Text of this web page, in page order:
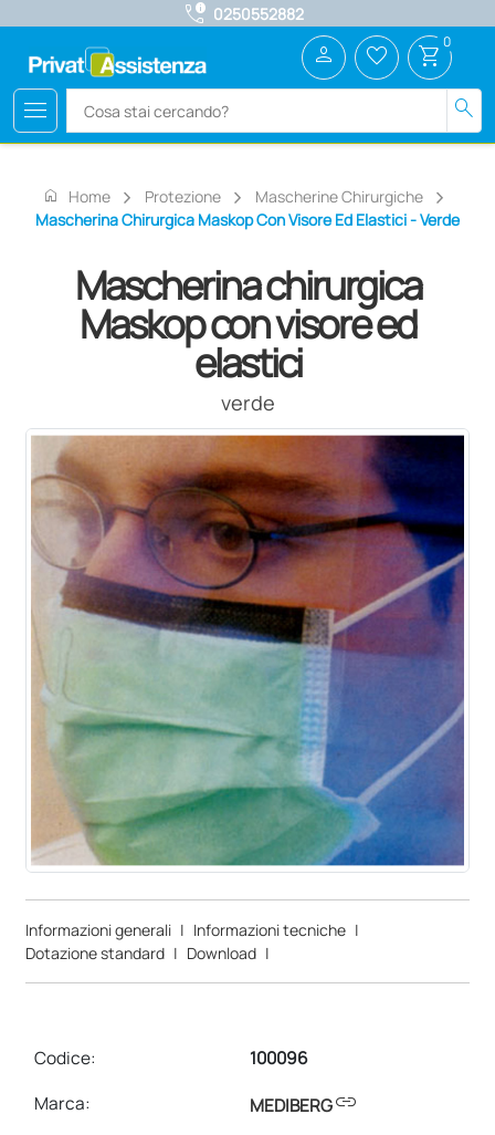
call_quality 0250552882
menu search
person favorite_border shopping_cart 0
home Home Protezione
Mascherine Chirurgiche
Mascherina Chirurgica Maskop Con Visore Ed Elastici - Verde
Mascherina chirurgica
Maskop con visore ed
elastici
verde
Informazioni generali | Informazioni tecniche |
Dotazione standard | Download |
Codice:
100096
Marca:
MEDIBERGlink